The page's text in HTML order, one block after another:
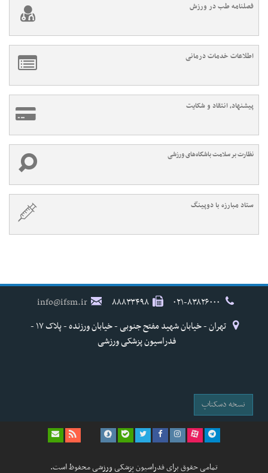
فصلنامه طب در ورزش
اطلاعات خدمات درمانی
پیشنهاد، انتقاد و شکایت
نظارت بر سلامت باشگاه‌های ورزشی
ستاد مبارزه با دوپینگ
۸۸۸۳۳۴۹۸
info@ifsm.ir
تهران - خیابان شهید مفتح جنوبی - خیابان ورزنده - پلاک ۱۷ -
فدراسیون پزشکی ورزشی
نسخه دسکتاپ
تمامی حقوق برای فدراسیون پزشکی ورزشی محفوظ است.